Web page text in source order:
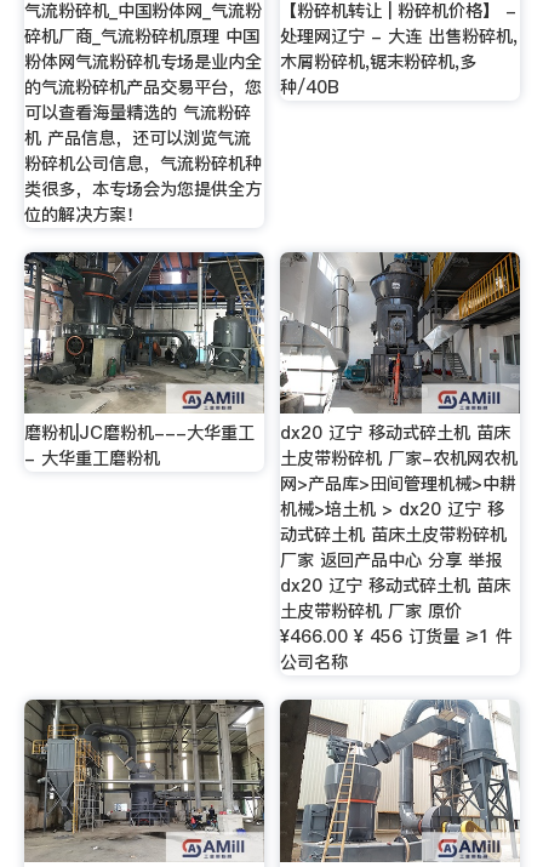
气流粉碎机_中国粉体网_气流粉
碎机厂商_气流粉碎机原理 中国
粉体网气流粉碎机专场是业内全
的气流粉碎机产品交易平台，您
可以查看海量精选的 气流粉碎
机 产品信息，还可以浏览气流
粉碎机公司信息，气流粉碎机种
类很多，本专场会为您提供全方
位的解决方案！
【粉碎机转让 | 粉碎机价格】 -
处理网辽宁 - 大连 出售粉碎机,
木屑粉碎机,锯末粉碎机,多
种/40B
磨粉机|JC磨粉机---大华重工
- 大华重工磨粉机
dx20 辽宁 移动式碎土机 苗床
土皮带粉碎机 厂家-农机网农机
网>产品库>田间管理机械>中耕
机械>培土机 > dx20 辽宁 移
动式碎土机 苗床土皮带粉碎机
厂家 返回产品中心 分享 举报
dx20 辽宁 移动式碎土机 苗床
土皮带粉碎机 厂家 原价
¥466.00 ¥ 456 订货量 ≥1 件
公司名称